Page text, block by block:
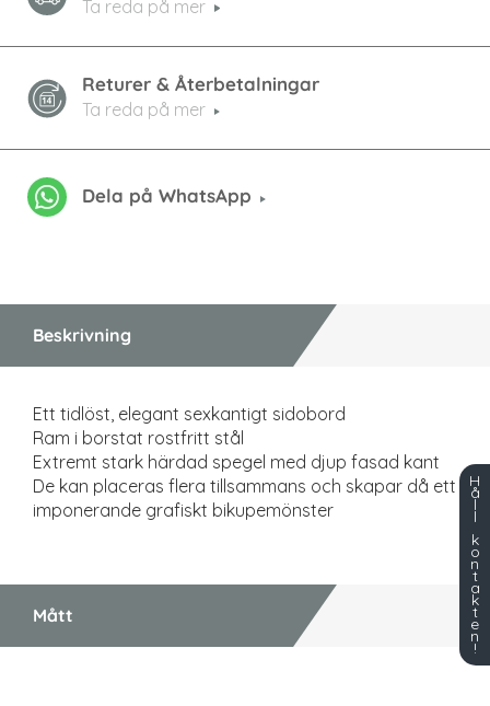
Ta reda på mer
Returer & Återbetalningar
Ta reda på mer
Dela på WhatsApp
Beskrivning
Ett tidlöst, elegant sexkantigt sidobord
Ram i borstat rostfritt stål
Extremt stark härdad spegel med djup fasad kant
De kan placeras flera tillsammans och skapar då ett
imponerande grafiskt bikupemönster
Mått
H
å
l
l
k
o
n
t
a
k
t
e
n
!